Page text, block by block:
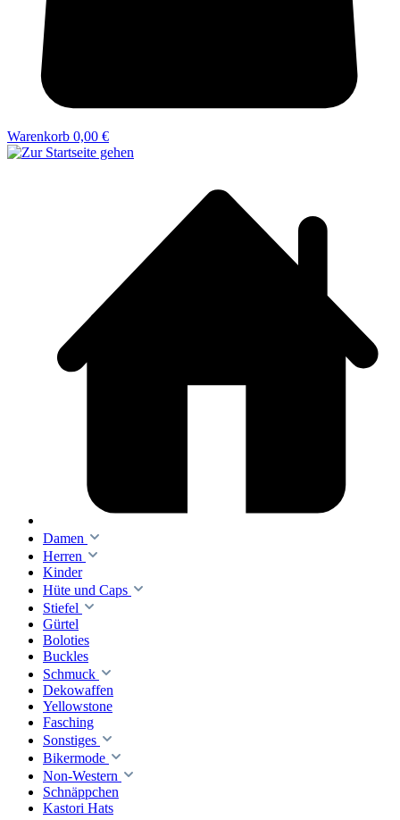
Warenkorb 0,00 €
Damen
Herren
Kinder
Hüte und Caps
Stiefel
Gürtel
Boloties
Buckles
Schmuck
Dekowaffen
Yellowstone
Fasching
Sonstiges
Bikermode
Non-Western
Schnäppchen
Kastori Hats